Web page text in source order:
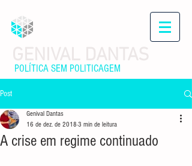
POLÍTICA SEM POLITICAGEM
Post
A crise em regime continuado
Genival Dantas
16 de dez. de 2018 3 min de leitura